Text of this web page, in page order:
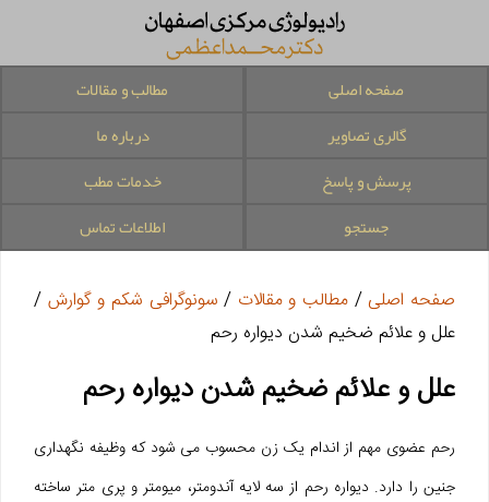
صفحه اصلی
مطالب و مقالات
گالری تصاویر
درباره ما
پرسش و پاسخ
خدمات مطب
جستجو
اطلاعات تماس
صفحه اصلی / مطالب و مقالات / سونوگرافی شکم و گوارش /
علل و علائم ضخیم شدن دیواره رحم
علل و علائم ضخیم شدن دیواره رحم
رحم عضوی مهم از اندام یک زن محسوب می شود که وظیفه نگهداری
جنین را دارد. دیواره رحم از سه لایه آندومتر، میومتر و پری متر ساخته